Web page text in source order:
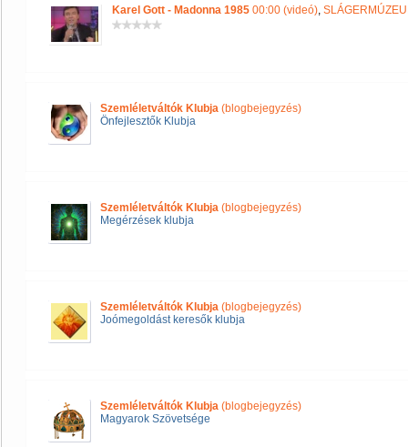
Karel Gott - Madonna 1985 00:00 (videó),
Szemléletváltók Klubja (blogbejegyzés)
Önfejlesztők Klubja
Szemléletváltók Klubja (blogbejegyzés)
Megérzések klubja
Szemléletváltók Klubja (blogbejegyzés)
Joómegoldást keresők klubja
Szemléletváltók Klubja (blogbejegyzés)
Magyarok Szövetsége